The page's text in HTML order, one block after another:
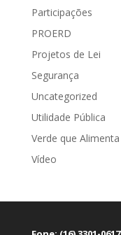
Participações
PROERD
Projetos de Lei
Segurança
Uncategorized
Utilidade Pública
Verde que Alimenta
Vídeo